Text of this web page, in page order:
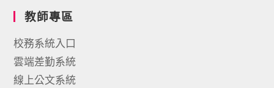
教師專區
校務系統入口
雲端差勤系統
線上公文系統